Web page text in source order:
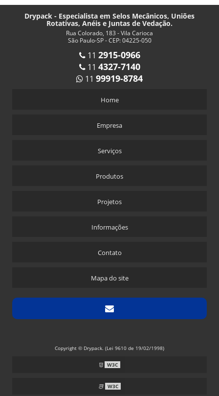
Drypack - Especialista em Selos Mecânicos, Uniões
Rotativas, Anéis e Juntas de Vedação.
Rua Colorado, 183 - Vila Carioca
São Paulo-SP - CEP: 04225-050
11 2915-0966
11 4327-7140
11 99919-8784
Home
Empresa
Serviços
Produtos
Projetos
Informações
Contato
Mapa do site
Copyright © Drypack. (Lei 9610 de 19/02/1998)
W3C
W3C